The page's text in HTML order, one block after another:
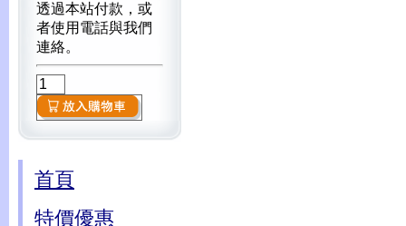
透過本站付款，或
者使用電話與我們
連絡。
首頁
特價優惠